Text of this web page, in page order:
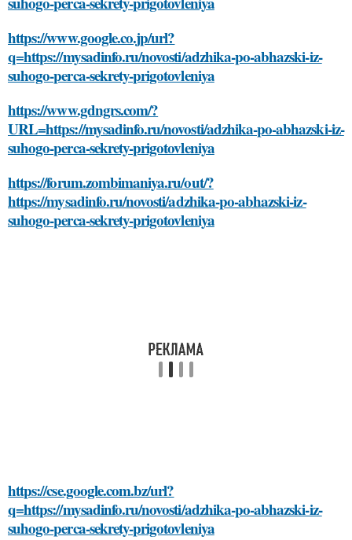
https://www.google.co.jp/url?
q=https://mysadinfo.ru/novosti/adzhika-po-abhazski-iz-
suhogo-perca-sekrety-prigotovleniya
https://www.gdngrs.com/?
URL=https://mysadinfo.ru/novosti/adzhika-po-abhazski-iz-
suhogo-perca-sekrety-prigotovleniya
https://forum.zombimaniya.ru/out/?
https://mysadinfo.ru/novosti/adzhika-po-abhazski-iz-
suhogo-perca-sekrety-prigotovleniya
https://cse.google.com.bz/url?
q=https://mysadinfo.ru/novosti/adzhika-po-abhazski-iz-
suhogo-perca-sekrety-prigotovleniya